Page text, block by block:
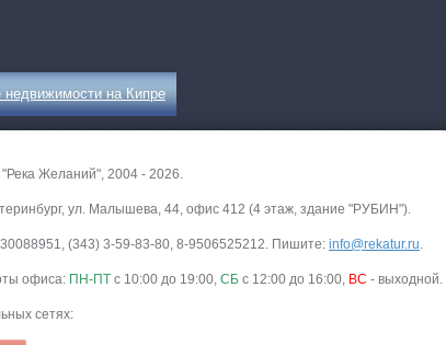
недвижимости на Кипре
Желаний", 2004 - 2026.
ул. Малышева, 44, офис 412 (4 этаж, здание "РУБИН").
(343) 3-59-83-80, 8-9506525212. Пишите: info@rekatur.ru.
офиса: ПН-ПТ с 10:00 до 19:00, СБ с 12:00 до 16:00, ВС - выходной.
сетях: